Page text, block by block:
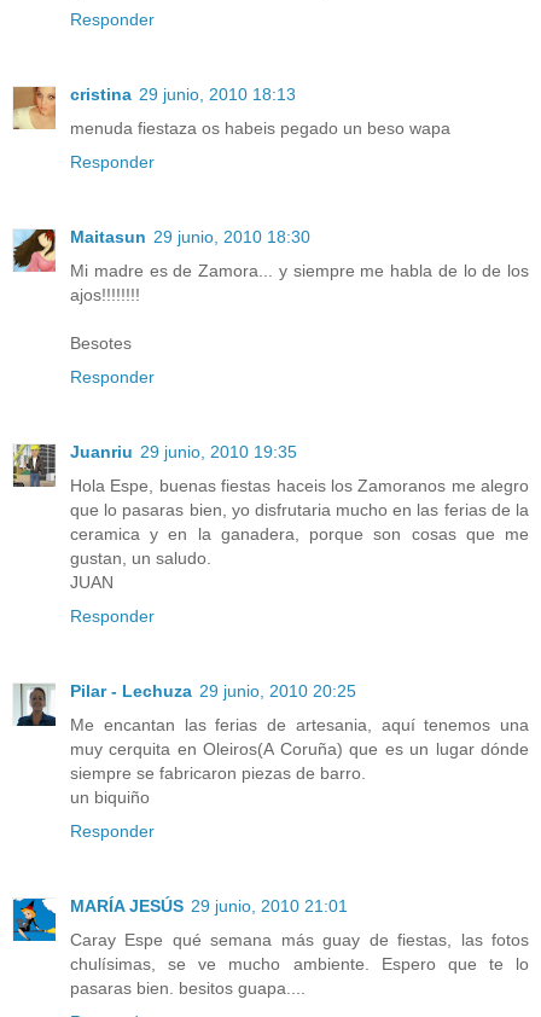
Responder
cristina 29 junio, 2010 18:13
menuda fiestaza os habeis pegado un beso wapa
Responder
Maitasun 29 junio, 2010 18:30
Mi madre es de Zamora... y siempre me habla de lo de los
ajos!!!!!!!!
Besotes
Responder
Juanriu 29 junio, 2010 19:35
Hola Espe, buenas fiestas haceis los Zamoranos me alegro
que lo pasaras bien, yo disfrutaria mucho en las ferias de la
ceramica y en la ganadera, porque son cosas que me
gustan, un saludo.
JUAN
Responder
Pilar - Lechuza 29 junio, 2010 20:25
Me encantan las ferias de artesania, aquí tenemos una
muy cerquita en Oleiros(A Coruña) que es un lugar dónde
siempre se fabricaron piezas de barro.
un biquiño
Responder
MARÍA JESÚS 29 junio, 2010 21:01
Caray Espe qué semana más guay de fiestas, las fotos
chulísimas, se ve mucho ambiente. Espero que te lo
pasaras bien. besitos guapa....